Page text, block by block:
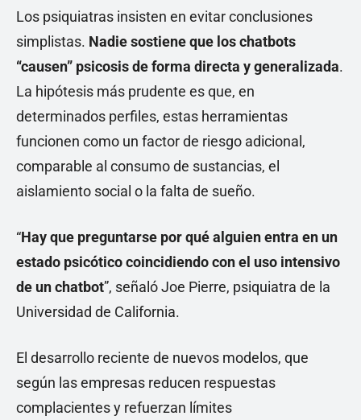
Los psiquiatras insisten en evitar conclusiones
simplistas. Nadie sostiene que los chatbots
“causen” psicosis de forma directa y generalizada.
La hipótesis más prudente es que, en
determinados perfiles, estas herramientas
funcionen como un factor de riesgo adicional,
comparable al consumo de sustancias, el
aislamiento social o la falta de sueño.
“Hay que preguntarse por qué alguien entra en un
estado psicótico coincidiendo con el uso intensivo
de un chatbot”, señaló Joe Pierre, psiquiatra de la
Universidad de California.
El desarrollo reciente de nuevos modelos, que
según las empresas reducen respuestas
complacientes y refuerzan límites